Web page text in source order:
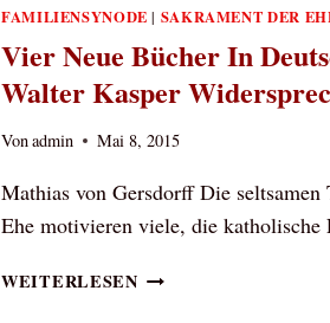
VON
IDEOLOGIEN
ANGEGRIFFEN
WIRD
FAMILIENSYNODE | SAKRAMENT DER
Vier Neue Bücher In
Walter Kasper
Vonadmin Mai 8, 2015
Mathias von Gersdorff Die
Ehe motivieren viele, die
WEITERLESENVIER